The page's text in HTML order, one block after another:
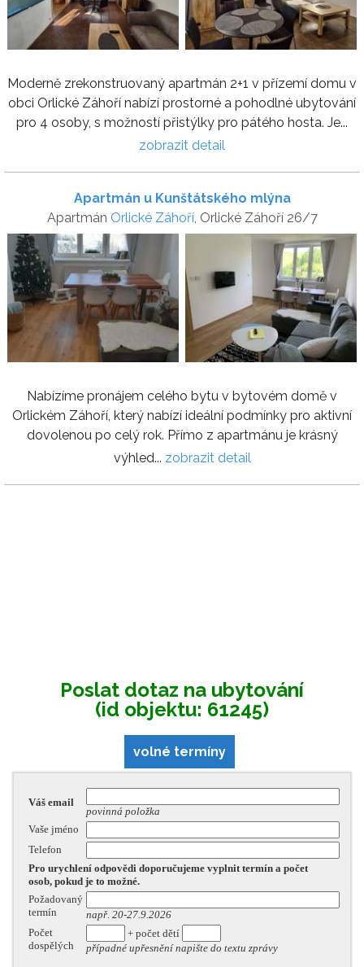
Moderně zrekonstruovaný apartmán 2+1 v přízemí domu v
obci Orlické Záhoří nabízí prostorné a pohodlné ubytování
pro 4 osoby, s možností přistýlky pro pátého hosta. Je...
zobrazit detail
Apartmán u Kunštátského mlýna
Apartmán Orlické Záhoří, Orlické Záhoří 26/7
Nabízíme pronájem celého bytu v bytovém domě v
Orlickém Záhoří, který nabízí ideální podmínky pro aktivní
dovolenou po celý rok. Přímo z apartmánu je krásný
výhled... zobrazit detail
Poslat dotaz na ubytování
(id objektu: 61245)
volné termíny